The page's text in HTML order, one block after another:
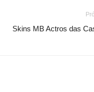
Skins MB Actros das